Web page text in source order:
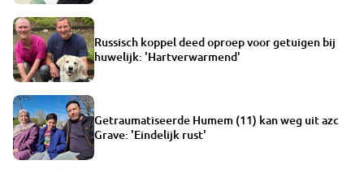
Russisch koppel deed oproep voor getuigen bij
huwelijk: 'Hartverwarmend'
Getraumatiseerde Humem (11) kan weg uit azc
Grave: 'Eindelijk rust'